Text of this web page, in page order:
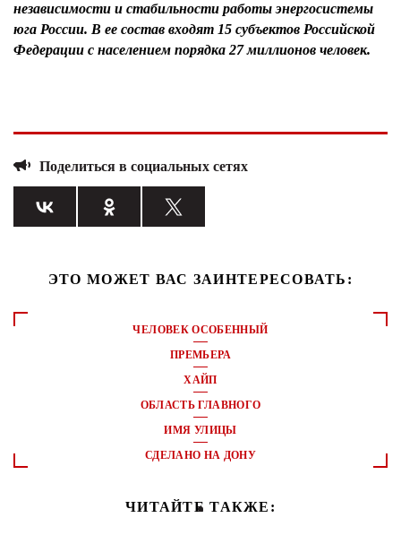
независимости и стабильности работы энергосистемы
юга России. В ее состав входят 15 субъектов Российской
Федерации с населением порядка 27 миллионов человек.
Поделиться в социальных сетях
ЭТО МОЖЕТ ВАС ЗАИНТЕРЕСОВАТЬ:
ЧЕЛОВЕК ОСОБЕННЫЙ
ПРЕМЬЕРА
ХАЙП
ОБЛАСТЬ ГЛАВНОГО
ИМЯ УЛИЦЫ
СДЕЛАНО НА ДОНУ
ЧИТАЙТЕ ТАКЖЕ: